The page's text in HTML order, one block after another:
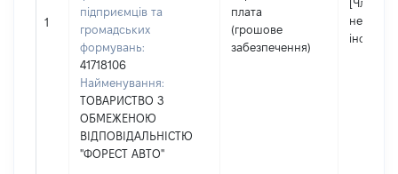
1
підприємців та
громадських
формувань:
41718106
Найменування:
ТОВАРИСТВО З
ОБМЕЖЕНОЮ
ВІДПОВІДАЛЬНІСТЮ
"ФОРЕСТ АВТО"
плата
(грошове
забезпечення)
[Член
не надав